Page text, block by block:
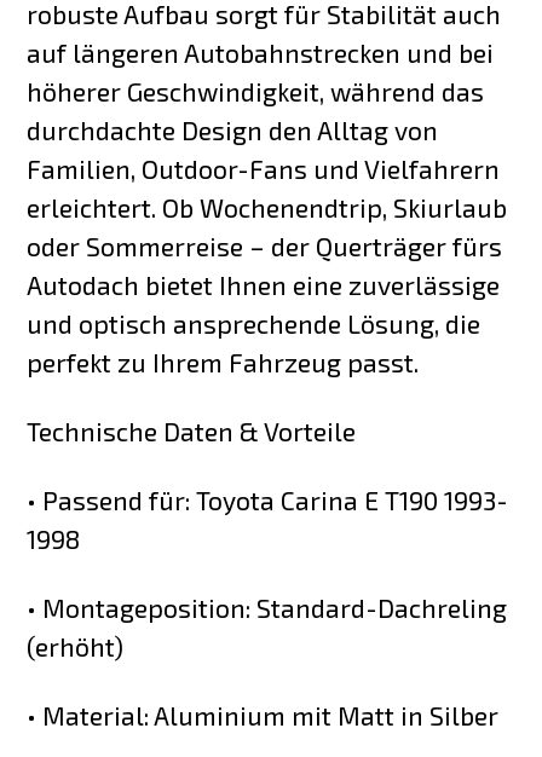
robuste Aufbau sorgt für Stabilität auch
auf längeren Autobahnstrecken und bei
höherer Geschwindigkeit, während das
durchdachte Design den Alltag von
Familien, Outdoor-Fans und Vielfahrern
erleichtert. Ob Wochenendtrip, Skiurlaub
oder Sommerreise – der Querträger fürs
Autodach bietet Ihnen eine zuverlässige
und optisch ansprechende Lösung, die
perfekt zu Ihrem Fahrzeug passt.
Technische Daten & Vorteile
• Passend für: Toyota Carina E T190 1993-
1998
• Montageposition: Standard-Dachreling
(erhöht)
• Material: Aluminium mit Matt in Silber